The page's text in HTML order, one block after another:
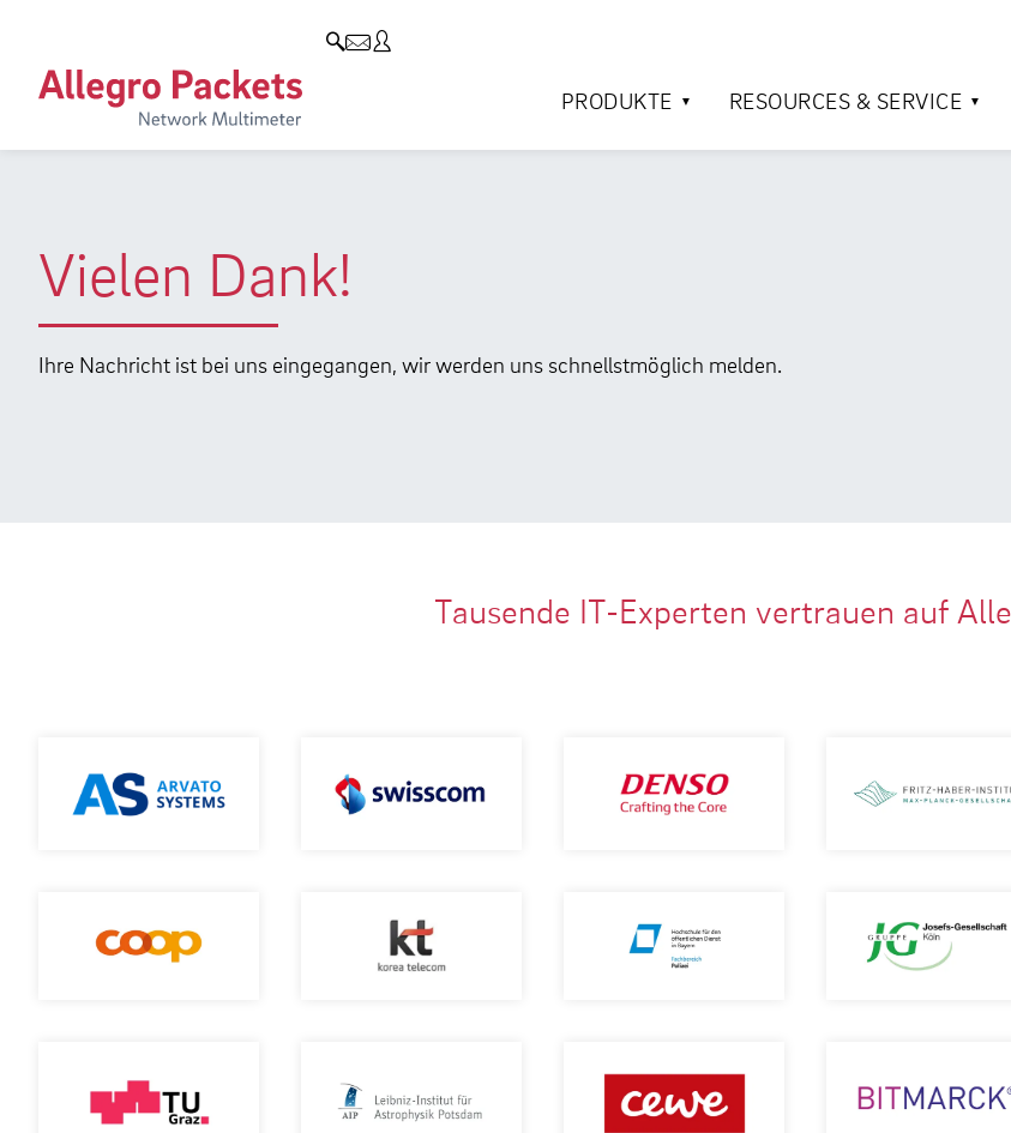
PRODUKTE
RESOURCES & SERVICE
Vielen Dank!
Ihre Nachricht ist bei uns eingegangen, wir werden uns schnellstmöglich melden.
Tausende IT-Experten vertrauen auf
Allegro Network Multimeter
Analyse-Module
Resources & Service
Use Cases
Solution Briefs
Case Studies
Videos
Unternehmen
Unternehmen
Kunden
Umweltschutz
Forschung und Lehre
Blog & Events
Blog
Events